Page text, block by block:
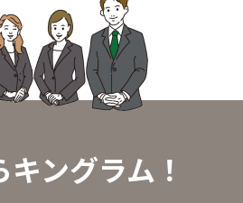
ングラム！